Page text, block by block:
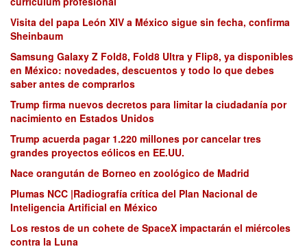
Visita del papa León XIV a México sigue sin fecha, confirma
Sheinbaum
Samsung Galaxy Z Fold8, Fold8 Ultra y Flip8, ya disponibles
en México: novedades, descuentos y todo lo que debes
saber antes de comprarlos
Trump firma nuevos decretos para limitar la ciudadanía por
nacimiento en Estados Unidos
Trump acuerda pagar 1.220 millones por cancelar tres
grandes proyectos eólicos en EE.UU.
Nace orangután de Borneo en zoológico de Madrid
Plumas NCC |Radiografía crítica del Plan Nacional de
Inteligencia Artificial en México
Los restos de un cohete de SpaceX impactarán el miércoles
contra la Luna